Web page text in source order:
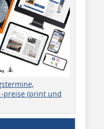
preise (print und